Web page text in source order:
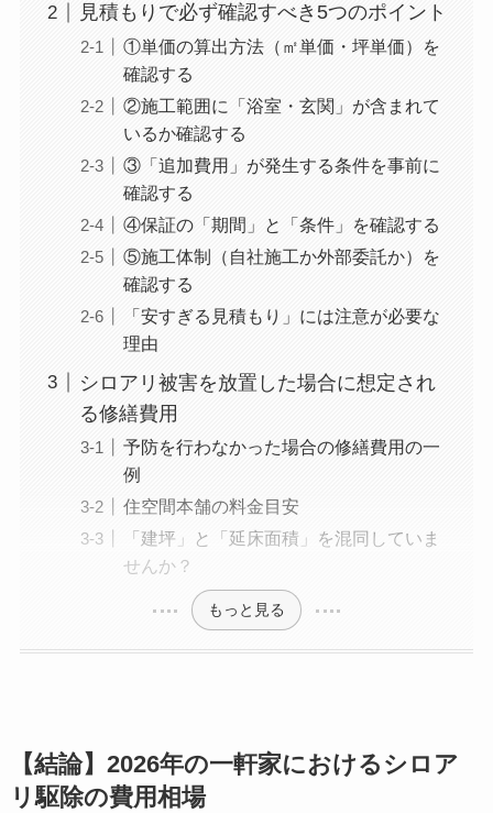
見積もりで必ず確認すべき5つのポイント
①単価の算出方法（㎡単価・坪単価）を
確認する
②施工範囲に「浴室・玄関」が含まれて
いるか確認する
③「追加費用」が発生する条件を事前に
確認する
④保証の「期間」と「条件」を確認する
⑤施工体制（自社施工か外部委託か）を
確認する
「安すぎる見積もり」には注意が必要な
理由
シロアリ被害を放置した場合に想定され
る修繕費用
予防を行わなかった場合の修繕費用の一
例
住空間本舗の料金目安
「建坪」と「延床面積」を混同していま
せんか？
もっと見る
【結論】2026年の一軒家におけるシロア
リ駆除の費用相場